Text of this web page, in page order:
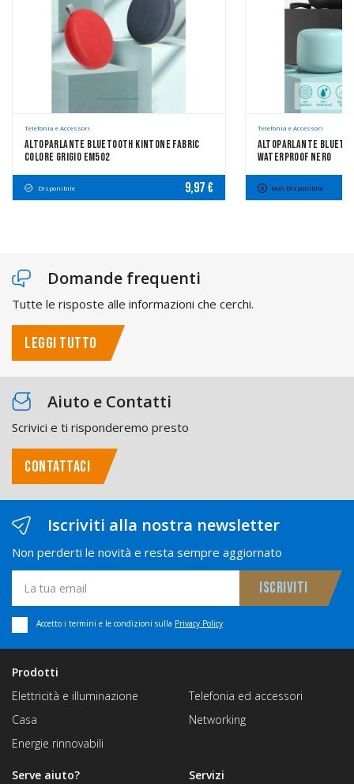
Telefonia e Accessori
Altoparlante Bluetooth Kintone Fabric
Colore Grigio EM502
Disponibile 9,97 €
Telefonia e Accessori
Altoparlante
Waterproof Nero
Non Disponibile
Domande frequenti
Tutte le risposte alle informazioni che cerchi.
LEGGI TUTTO
Aiuto e Contatti
Scrivici e ti risponderemo presto
CONTATTACI
Iscriviti alla nostra newsletter
Non perderti le novità e resta sempre aggiornato
Accetto i termini e le condizioni sulla Privacy Policy
Prodotti
Elettricità e illuminazione
Casa
Energie rinnovabili
Telefonia ed accessori
Networking
Servizi
Serve aiuto?